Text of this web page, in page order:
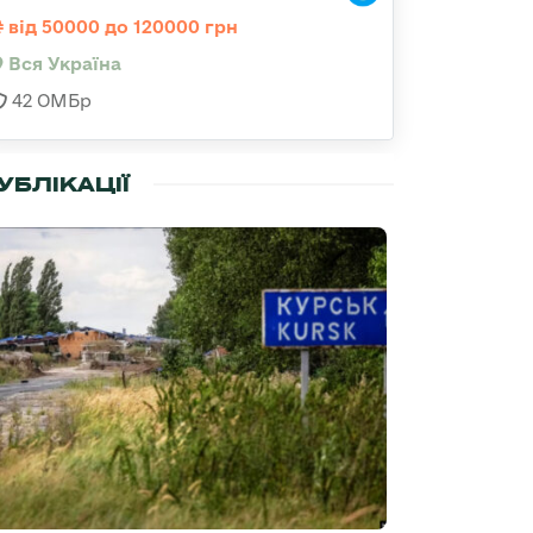
від 50000 до 120000 грн
Вся Україна
42 ОМБр